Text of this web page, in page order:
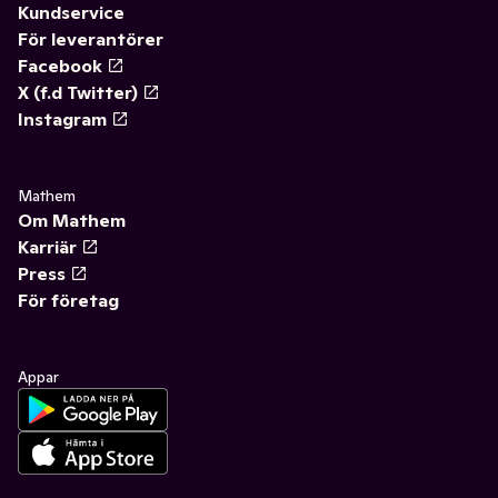
Kundservice
För leverantörer
Facebook
X (f.d Twitter)
Instagram
Mathem
Om Mathem
Karriär
Press
För företag
Appar